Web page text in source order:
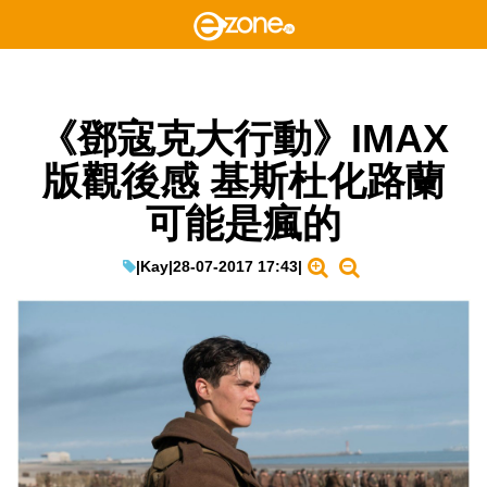
《鄧寇克大行動》IMAX
版觀後感 基斯杜化路蘭
可能是瘋的
|Kay|28-07-2017 17:43|